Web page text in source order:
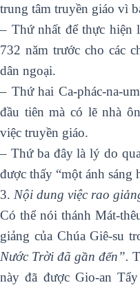
trung tâm truyền giáo vì
– Thứ nhất để thực hiện
732 năm trước cho các
dân ngoại.
– Thứ hai Ca-phác-na-
đầu tiên mà có lẽ nhà
việc truyền giáo.
– Thứ ba đây là lý do
được thấy “một ánh sáng
3. Nội dung việc rao
Có thể nói thánh Mát-
giảng của Chúa Giê-su
Nước Trời đã gần đến”.
này đã được Gio-an